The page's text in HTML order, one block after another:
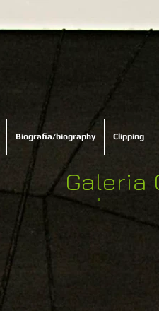
Biografia/biography Clipping
Galeria